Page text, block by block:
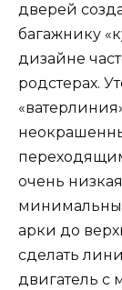
дверей
багажнику
дизайне
родстерах.
очень
арки до
сделать
двигатель с